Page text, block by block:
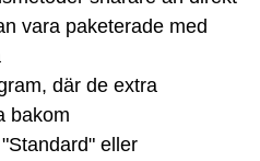
vara paketerade med
där de extra
bakom
eller